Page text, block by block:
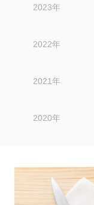
2023年
2022年
2021年
2020年